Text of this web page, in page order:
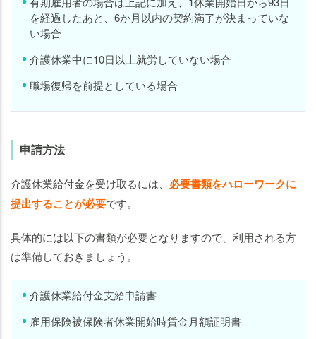
を経過したあと、6か月以内の契約満了が決まっていな
い場合
介護休業中に10日以上就労していない場合
職場復帰を前提としている場合
申請方法
介護休業給付金を受け取るには、 必要書類をハローワークに
提出することが必要です。
具体的には以下の書類が必要となりますので、利用される方
は準備しておきましょう。
介護休業給付金支給申請書
雇用保険被保険者休業開始時賃金月額証明書